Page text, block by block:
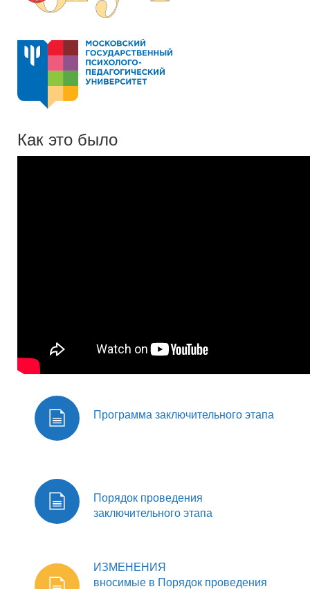
Как это было
Программа заключительного этапа
Порядок проведения
заключительного этапа
ИЗМЕНЕНИЯ
вносимые в Порядок проведения